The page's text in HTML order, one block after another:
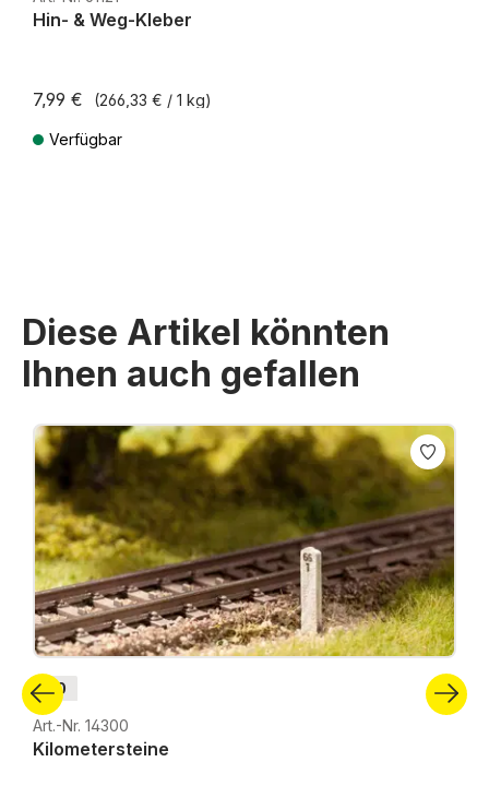
Hin- & Weg-Kleber
7,99 € (266,33 € / 1 kg)
Verfügbar
Diese Artikel könnten
Ihnen auch gefallen
Produktgalerie überspringen
H0
Art.-Nr. 14300
Kilometersteine